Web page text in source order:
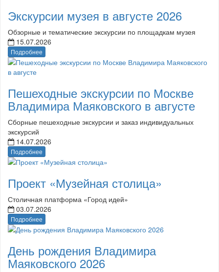
Экскурсии музея в августе 2026
Обзорные и тематические экскурсии по площадкам музея
15.07.2026
Подробнее
Пешеходные экскурсии по Москве
Владимира Маяковского в августе
Сборные пешеходные экскурсии и заказ индивидуальных
экскурсий
14.07.2026
Подробнее
Проект «Музейная столица»
Столичная платформа «Город идей»
03.07.2026
Подробнее
День рождения Владимира
Маяковского 2026